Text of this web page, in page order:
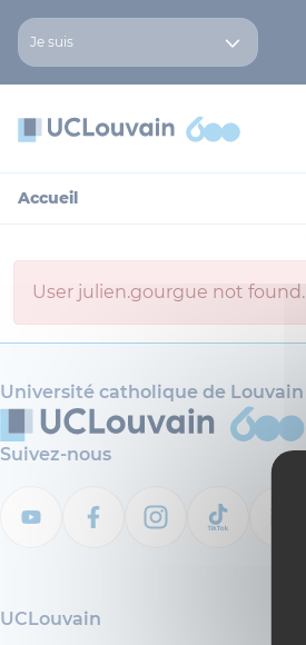
Panneau de gestion des cookies
Je suis
Accueil
User julien.gourgue not found.
Université catholique de Louvain
Suivez-nous
UCLouvain